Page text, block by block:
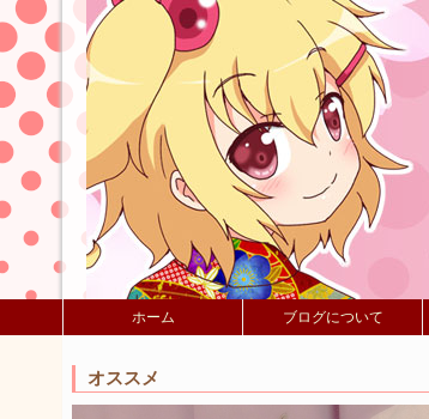
ホーム ブログについて
オススメ